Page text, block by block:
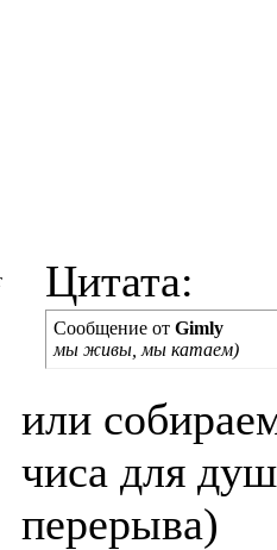
Цитата:
Сообщение от Gimly
мы живы, мы катаем)
или
чиса для
перерыва)